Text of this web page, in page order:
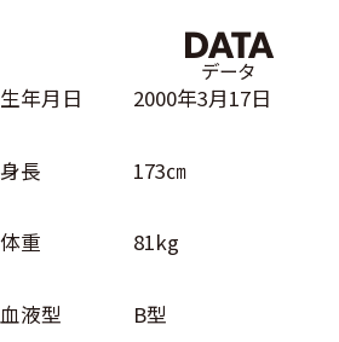
DATA
データ
生年月日 2000年3月17日
身長 173㎝
体重 81kg
血液型 B型